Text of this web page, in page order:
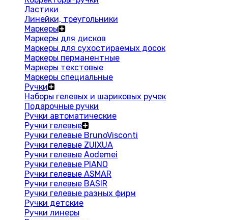
Ластики
Линейки, треугольники
Маркеры
Маркеры для дисков
Маркеры для сухостираемых досок
Маркеры перманентные
Маркеры текстовые
Маркеры специальные
Ручки
Наборы гелевых и шариковых ручек
Подарочные ручки
Ручки автоматические
Ручки гелевые
Ручки гелевые BrunoVisconti
Ручки гелевые ZUIXUA
Ручки гелевые Aodemei
Ручки гелевые PIANO
Ручки гелевые ASMAR
Ручки гелевые BASIR
Ручки гелевые разных фирм
Ручки детские
Ручки линеры